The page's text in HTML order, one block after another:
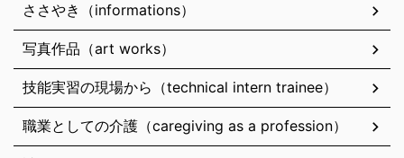
ささやき（informations）
写真作品（art works）
技能実習の現場から（technical intern trainee）
職業としての介護（caregiving as a profession）